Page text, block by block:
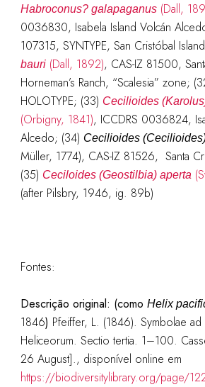
Habroconus? galapaganus(Dall,
0036830, Isabela Island Volcán
107315, SYNTYPE, San Cristóbal
bauri(Dall, 1892), CAS-IZ 81500,
Horneman’s Ranch, “Scalesia” zone;
HOLOTYPE; (33) Cecilioides
(Orbigny, 1841), ICCDRS 0036824,
Alcedo; (34) Cecilioides
Müller, 1774), CAS-IZ 81526, Santa
(35) Ceciloides (Geostilbia) aperta
(after Pilsbry, 1946, ig. 89b)
Fontes:
Descrição original: (como Helix
1846) Pfeiffer, L. (1846). Symbolae ad
Heliceorum. Sectio tertia. 1–100.
26 August]., disponível online em
https://biodiversitylibrary.org/page/